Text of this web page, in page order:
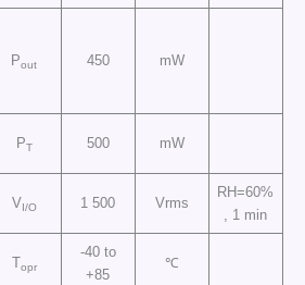
Pout 450 mW
PT 500 mW
VI/O 1 500 Vrms
RH=60%
, 1 min
Topr
-40 to
+85
℃